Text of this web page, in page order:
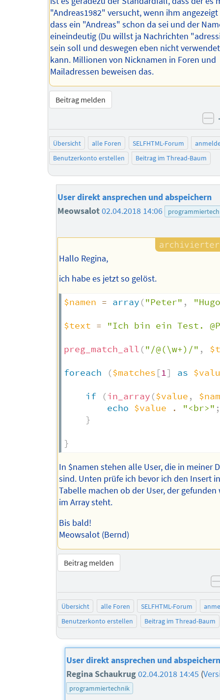
"Andreas1982" versucht, wenn ihm
dass ein "Andreas" schon da sei und der
eineindeutig (Du willst ja Nachrichten
sein soll und deswegen eben nicht
kann. Millionen von Nicknamen in Foren und
Mailadressen beweisen das.
Beitrag melden
Übersicht alle Foren SELFHTML-Forum
Benutzerkonto erstellen
Beitrag im Thread-Baum
User direkt ansprechen und abspeichern
Meowsalot02.04.2018 14:06
Hallo Regina,
ich habe es jetzt so gelöst.
$namen = array ("Peter" ,
$text = "Ich bin ein Test.
preg_match_all ("/@(\w+)/" ,
foreach ($matches [1] as
if (in_array ($value ,
echo $value . "<br>" ;
}
}
In $namen stehen alle User, die in meiner
sind. Unten prüfe ich bevor ich den Insert
Tabelle machen ob der User, der gefunden
im Array steht.
Bis bald!
Meowsalot (Bernd)
Beitrag melden
Übersicht alle Foren SELFHTML-Forum
Benutzerkonto erstellen
Beitrag im Thread-Baum
User direkt ansprechen und abspeichern
Regina Schaukrug02.04.2018 14:45 (
programmiertechnik